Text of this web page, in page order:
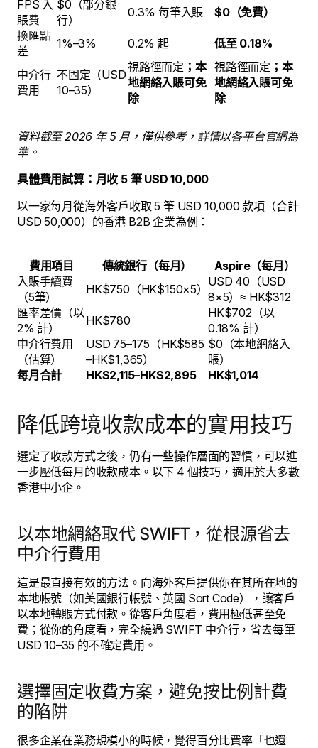
FPS 入
賬費
$0（部分銀
行）
0.3% 每筆入賬
$0（免費）
換匯點
差
1%–3% 0.2% 起 低至 0.18%
中介行
費用
不固定（USD
10–35）
視路徑而定 ；本
地網絡入賬可免
除
視路徑而定 ；本
地網絡入賬可免
除
資料截至 2026 年 5 月，僅供參考，詳情以各平台官網為
準。
具體費用試算：月收 5 筆 USD 10,000
以一家每月從海外客戶收取 5 筆 USD 10,000 款項（合計
USD 50,000）的香港 B2B 企業為例：
費用項目 傳統銀行（每月）
Aspire（每月）
入賬手續費
（5筆）
HK$750（HK$150×5）
USD 40（USD
8×5）≈ HK$312
匯率差價（以
2% 計）
HK$780
HK$702（以
0.18% 計）
中介行費用
（估算）
USD 75–175（HK$585
–HK$1,365）
$0（本地網絡入
賬）
每月合計
HK$2,115–HK$2,895 HK$1,014
降低跨境收款成本的實用技巧
選定了收款方式之後，仍有一些操作層面的習慣，可以進
一步壓低每月的收款成本。以下 4 個技巧，適用於大多數
香港中小企。
以本地網絡取代 SWIFT，從根源省去
中介行費用
這是最直接有效的方法。向海外客戶提供你在其所在地的
本地帳號（如美國銀行帳號、英國 Sort Code），讓客戶
以本地轉賬方式付款。從客戶角度看，費用極低甚至免
費；從你的角度看，完全繞過 SWIFT 中介行，省去每筆
USD 10–35 的不確定費用。
選擇固定收費方案，避免按比例計費
的陷阱
很多企業在業務規模小的時候，覺得百分比費率「也還